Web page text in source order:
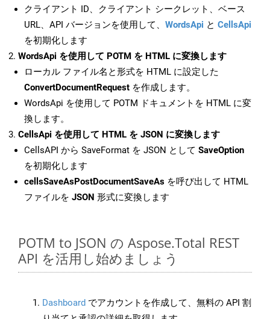
クライアント ID、クライアント シークレット、ベース
URL、API バージョンを使用して、 WordsApi と CellsApi
を初期化します
WordsApi を使用して POTM を HTML に変換します
ローカル ファイル名と形式を HTML に設定した
ConvertDocumentRequest を作成します。
WordsApi を使用して POTM ドキュメントを HTML に変
換します。
CellsApi を使用して HTML を JSON に変換します
CellsAPI から SaveFormat を JSON として SaveOption
を初期化します
cellsSaveAsPostDocumentSaveAs を呼び出して HTML
ファイルを JSON 形式に変換します
POTM to JSON の Aspose.Total REST
API を活用し始めましょう
Dashboard でアカウントを作成して、無料の API 割